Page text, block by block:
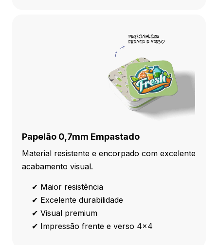
Papelão 0,7mm Empastado
Material resistente e encorpado com excelente
acabamento visual.
✔ Maior resistência
✔ Excelente durabilidade
✔ Visual premium
✔ Impressão frente e verso 4x4